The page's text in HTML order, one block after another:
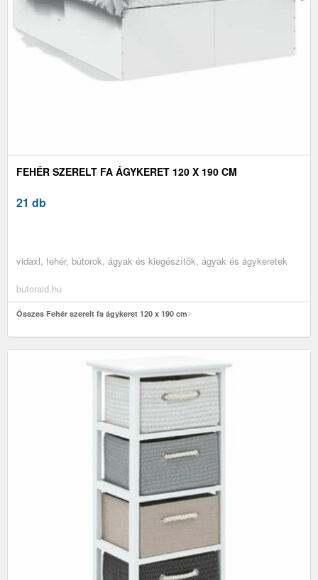
FEHÉR SZERELT FA ÁGYKERET 120 X 190 CM
21 db
vidaxl, fehér, bútorok, ágyak és kiegészítők, ágyak és ágykeretek
butoraid.hu
Összes Fehér szerelt fa ágykeret 120 x 190 cm